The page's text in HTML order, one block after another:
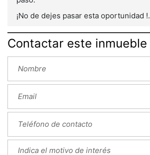
¡No de dejes pasar esta oportunidad !.
Contactar este inmueble